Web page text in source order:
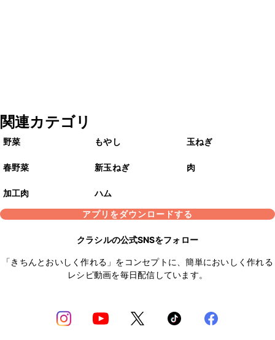
関連カテゴリ
野菜 もやし 玉ねぎ
春野菜 新玉ねぎ 肉
加工肉
ハム
アプリをダウンロードする
クラシルの公式SNSをフォロー
「きちんとおいしく作れる」をコンセプトに、簡単においしく作れる
レシピ動画を毎日配信しています。